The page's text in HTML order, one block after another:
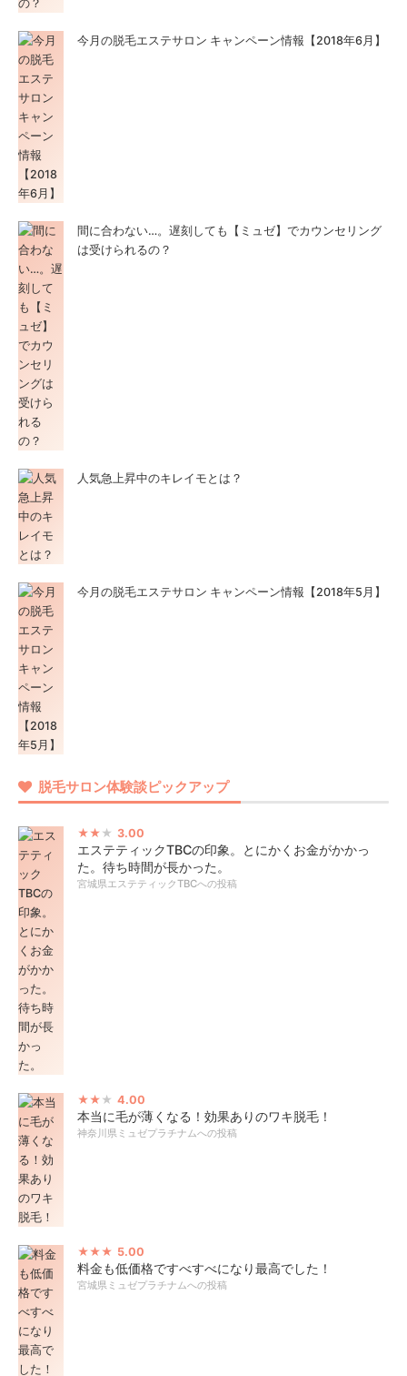
今月の脱毛エステサロン キャンペーン情報【2018年6月】
間に合わない…。遅刻しても【ミュゼ】でカウンセリング
は受けられるの？
人気急上昇中のキレイモとは？
今月の脱毛エステサロン キャンペーン情報【2018年5月】
脱毛サロン体験談ピックアップ
3.00
エステティックTBCの印象。とにかくお金がかかっ
た。待ち時間が長かった。
宮城県エステティックTBCへの投稿
4.00
本当に毛が薄くなる！効果ありのワキ脱毛！
神奈川県ミュゼプラチナムへの投稿
5.00
料金も低価格ですべすべになり最高でした！
宮城県ミュゼプラチナムへの投稿